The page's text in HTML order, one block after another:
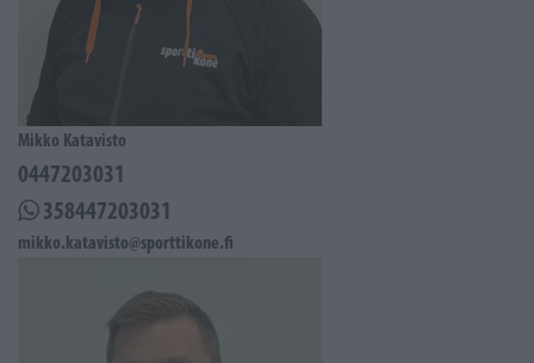
Mikko Katavisto
0447203031
358447203031
mikko.katavisto@sporttikone.fi